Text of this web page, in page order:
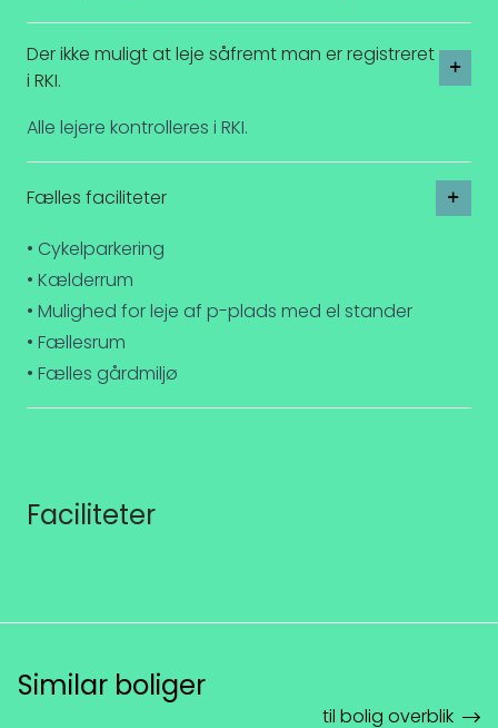
Der ikke muligt at leje såfremt man er registreret
i RKI.
Alle lejere kontrolleres i RKI.
Fælles faciliteter
• Cykelparkering
• Kælderrum
• Mulighed for leje af p-plads med el stander
• Fællesrum
• Fælles gårdmiljø
Faciliteter
Similar boliger
til bolig overblik